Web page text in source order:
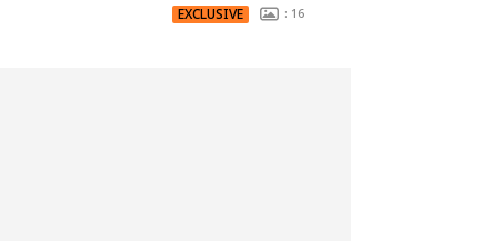
EXCLUSIVE : 16